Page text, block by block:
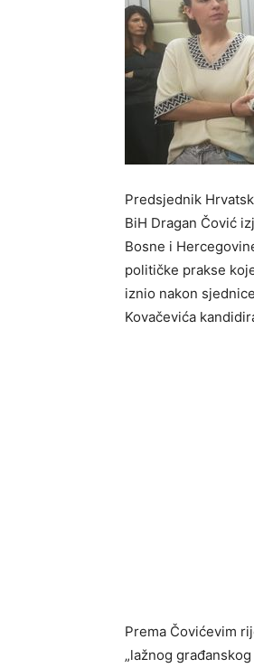
Predsjednik
BiH Dragan Čović
Bosne i
političke prakse
iznio nakon
Kovačevića
Prema Čovićevim
„lažnog